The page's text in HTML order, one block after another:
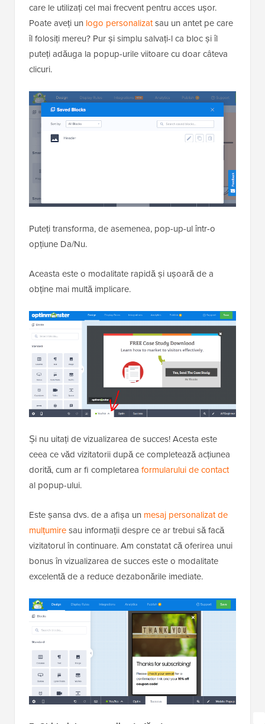
care le utilizați cel mai frecvent pentru acces ușor.
Poate aveți un logo personalizatsau un antet pe care
îl folosiți mereu? Pur și simplu salvați-l ca bloc și îl
puteți adăuga la popup-urile viitoare cu doar câteva
clicuri.
Puteți transforma, de asemenea, pop-up-ul într-o
opțiune Da/Nu.
Aceasta este o modalitate rapidă și ușoară de a
obține mai multă implicare.
Și nu uitați de vizualizarea de succes! Acesta este
ceea ce văd vizitatorii după ce completează acțiunea
dorită, cum ar fi completarea formularului de contact
al popup-ului.
Este șansa dvs. de a afișa un mesaj personalizat de
mulțumiresau informații despre ce ar trebui să facă
vizitatorul în continuare. Am constatat că oferirea unui
bonus în vizualizarea de succes este o modalitate
excelentă de a reduce dezabonările imediate.